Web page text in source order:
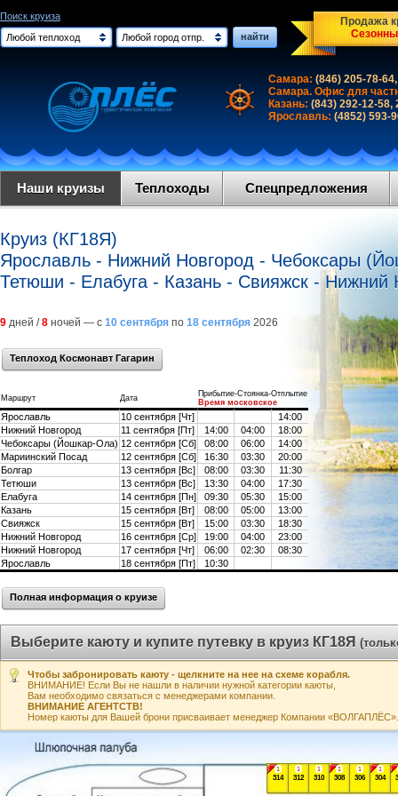
Поиск круиза
Любой теплоход
Любой город отпр. найти
Продажа
Самара: (846) 205-78-
Самара. Офис для
Казань: (843) 292-12-58,
Ярославль: (4852) 593-
Наши круизы Теплоходы Спецпредложения
Круиз (КГ18Я)
Ярославль - Нижний Новгород - Чебоксары
Тетюши - Елабуга - Казань - Свияжск -
9 дней /8 ночей — с 10 сентября по 18 сентября 2026
Теплоход Космонавт Гагарин
Маршрут Дата
Прибытие-Стоянка-Отплытие
Время московское
Ярославль 10 сентября [Чт]
14:00
Нижний Новгород
11 сентября [Пт] 14:00 04:00
18:00
Чебоксары (Йошкар-Ола) 12 сентября [Сб] 08:00 06:00
14:00
Мариинский Посад
12 сентября [Сб] 16:30 03:30
20:00
Болгар
13 сентября [Вс] 08:00 03:30
11:30
Тетюши
13 сентября [Вс] 13:30 04:00
17:30
Елабуга
14 сентября [Пн] 09:30 05:30
15:00
Казань
15 сентября [Вт] 08:00 05:00
13:00
Свияжск
15 сентября [Вт] 15:00 03:30
18:30
Нижний Новгород
16 сентября [Ср] 19:00 04:00
23:00
Нижний Новгород
17 сентября [Чт] 06:00 02:30
08:30
Ярославль
18 сентября [Пт] 10:30
Полная информация о круизе
Выберите каюту и купите путевку в круиз КГ18Я
Чтобы забронировать каюту - щелкните на нее на схеме корабля.
ВНИМАНИЕ! Если Вы не нашли в наличии нужной категории каюты,
Вам необходимо связаться с менеджерами компании.
ВНИМАНИЕ АГЕНТСТВ!
Номер каюты для Вашей брони присваивает менеджер Компании «ВОЛГАПЛЁС».
1
304
1
306
1
308
1
310
1
312
1
314